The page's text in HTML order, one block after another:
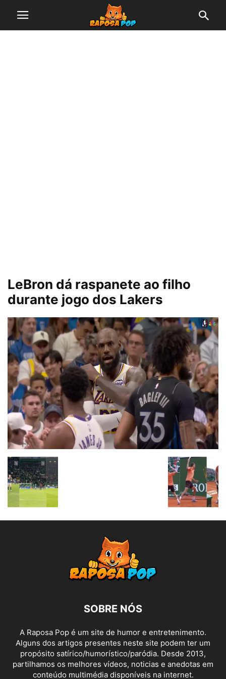
LeBron dá raspanete ao filho
durante jogo dos Lakers
SOBRE NÓS
A Raposa Pop é um site de humor e entretenimento.
Alguns dos artigos presentes neste site podem ter um
propósito satírico/humorístico/paródia. Desde 2013,
partilhamos os melhores vídeos, noticias e anedotas em
conteúdo multimédia disponíveis na internet.